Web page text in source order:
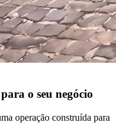
o seu negócio
operação construída para